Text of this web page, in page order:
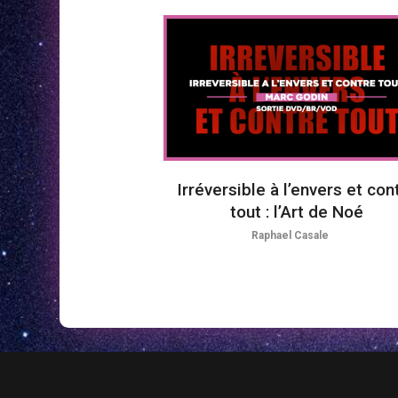
Irréversible à l’envers et
tout : l’Art de Noé
Raphael Casale